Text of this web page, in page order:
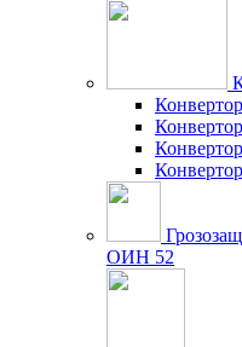
ОИН 52